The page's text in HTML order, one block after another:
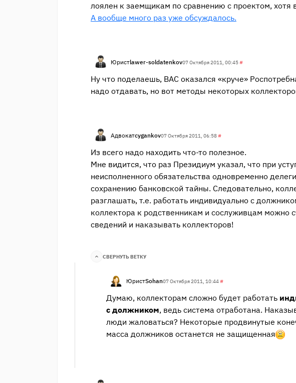
лоялен к заемщикам по сравнению с проектом, хотя
А вообще много раз уже обсуждалось.
Юристlawer-soldatenkov07 Октября 2011, 00:45#
Ну что поделаешь, ВАС оказался «круче»
надо отдавать, но вот методы некоторых
Адвокатcygankov07 Октября 2011, 06:58#
Из всего надо находить что-то полезное.
Мне видится, что раз Президиум указал, что при
неисполненного обязательства одновременно
сохранению банковской тайны. Следовательно,
разглашать, т.е. работать индивидуально с
коллектора к родственникам и сослуживцам можно
сведений и наказывать коллекторов!
СВЕРНУТЬ ВЕТКУ
ЮристSohan07 Октября 2011, 10:44#
Думаю, коллекторам сложно будет работать
с должником, ведь система отработана.
люди жаловаться? Некоторые продвинутые
масса должников останется не защищенная